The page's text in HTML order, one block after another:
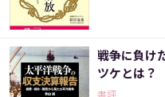
戦争に負け
ツケとは？
書評